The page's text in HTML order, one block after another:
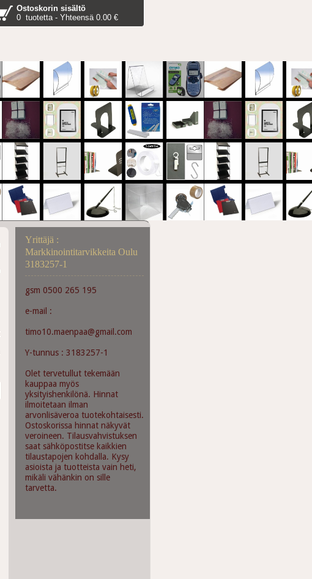
Ostoskorin sisältö
0 tuotetta - Yhteensä 0.00 €
Yrittäjä :
Markkinointitarvikkeita Oulu
3183257-1
gsm 0500 265 195
e-mail :
timo10.maenpaa@gmail.com
Y-tunnus : 3183257-1
Olet tervetullut tekemään
kauppaa myös
yksityishenkilönä. Hinnat
ilmoitetaan ilman
arvonlisäveroa tuotekohtaisesti.
Ostoskorissa hinnat näkyvät
veroineen. Tilausvahvistuksen
saat sähköpostitse kaikkien
tilaustapojen kohdalla. Kysy
asioista ja tuotteista vain heti,
mikäli vähänkin on sille
tarvetta.